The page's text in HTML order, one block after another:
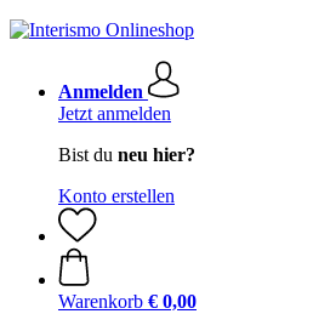
Anmelden
Jetzt anmelden
Bist du neu hier?
Konto erstellen
Warenkorb € 0,00